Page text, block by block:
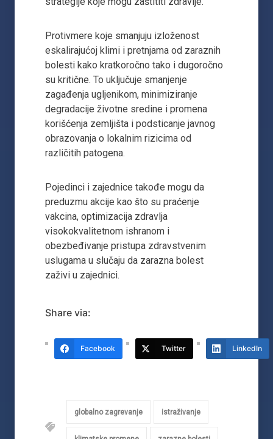
Protivmere koje smanjuju izloženost
eskalirajućoj klimi i pretnjama od zaraznih
bolesti kako kratkoročno tako i dugoročno
su kritične. To uključuje smanjenje
zagađenja ugljenikom, minimiziranje
degradacije životne sredine i promena
korišćenja zemljišta i podsticanje javnog
obrazovanja o lokalnim rizicima od
različitih patogena.
Pojedinci i zajednice takođe mogu da
preduzmu akcije kao što su praćenje
vakcina, optimizacija zdravlja
visokokvalitetnom ishranom i
obezbeđivanje pristupa zdravstvenim
uslugama u slučaju da zarazna bolest
zaživi u zajednici.
Share via:
Facebook Twitter LinkedIn
globalno zagrevanje istraživanje